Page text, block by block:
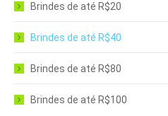
Brindes de até R$20
Brindes de até R$40
Brindes de até R$80
Brindes de até R$100